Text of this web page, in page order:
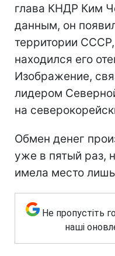
глава КНДР Ким
данным, он
территории
находился его
Изображение,
лидером
на
Обмен денег
уже в пятый раз,
имела место
Не пропустіть
наші